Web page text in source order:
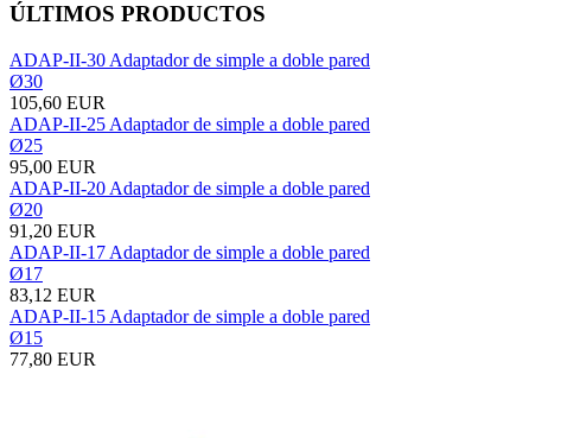
ÚLTIMOS PRODUCTOS
ADAP-II-30 Adaptador de simple a doble pared
Ø30
105,60 EUR
ADAP-II-25 Adaptador de simple a doble pared
Ø25
95,00 EUR
ADAP-II-20 Adaptador de simple a doble pared
Ø20
91,20 EUR
ADAP-II-17 Adaptador de simple a doble pared
Ø17
83,12 EUR
ADAP-II-15 Adaptador de simple a doble pared
Ø15
77,80 EUR